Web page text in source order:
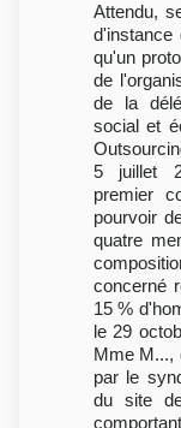
Attendu,
d'instance
qu'un
de
de la
social et
5 juillet
premier
pourvoir
quatre
concerné
15 %
le 29
Mme M...,
par le
du site